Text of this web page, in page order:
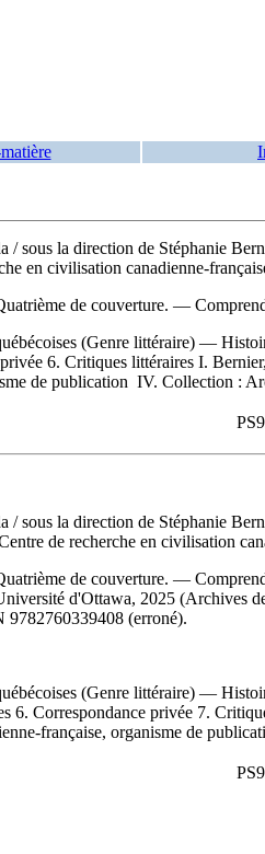
/ sous la direction de Stéphanie
en civilisation canadienne-
de couverture. —
(Genre littéraire) —
6. Critiques littéraires I.
de publication IV. Collection :
/ sous la direction de Stéphanie
de recherche en civilisation
de couverture. —
d'Ottawa, 2025 (Archives
9782760339408 (erroné).
(Genre littéraire) —
Correspondance privée 7.
française, organisme de